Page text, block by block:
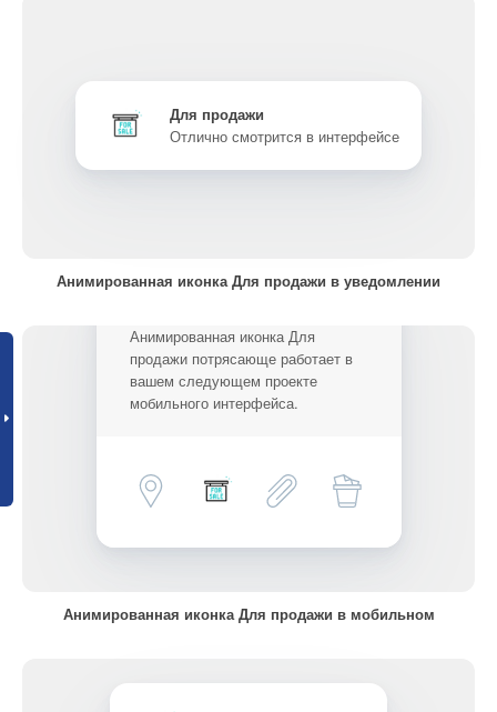
Для продажи
Отлично смотрится в интерфейсе
Анимированная иконка Для продажи в уведомлении
Анимированная иконка Для
продажи потрясающе работает в
вашем следующем проекте
мобильного интерфейса.
Анимированная иконка Для продажи в мобильном